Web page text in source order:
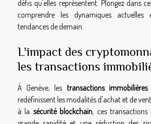
défis qu'elles représentent. Plongez dans
comprendre les dynamiques
tendances de demain.
L'impact des
les transactions
À Genève, les transactions
redéfinissent les modalités d'achat et de
à la sécurité blockchain, ces